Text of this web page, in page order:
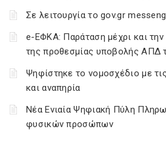
Σε λειτουργία το gov.gr
e-ΕΦΚΑ: Παράταση μέχρι και
της προθεσμίας υποβολής ΑΠΔ
Ψηφίστηκε το νομοσχέδιο με
και αναπηρία
Νέα Ενιαία Ψηφιακή Πύλη
φυσικών προσώπων